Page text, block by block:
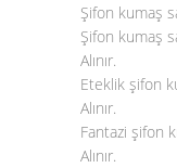
Şifon kumaş
Şifon kumaş
Alınır.
Eteklik şifon
Alınır.
Fantazi şifon
Alınır.